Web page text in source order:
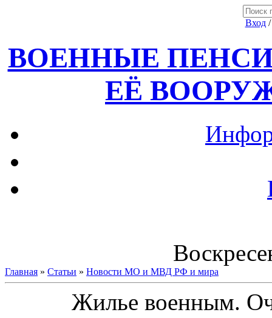
Вход
ВОЕННЫЕ
ЕЁ
Главная » Статьи » Новости МО и МВД РФ и мира
Жилье военным.